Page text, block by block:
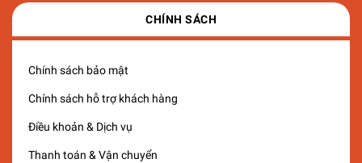
CHÍNH SÁCH
Chính sách bảo mật
Chính sách hỗ trợ khách hàng
Điều khoản & Dịch vụ
Thanh toán & Vận chuyển